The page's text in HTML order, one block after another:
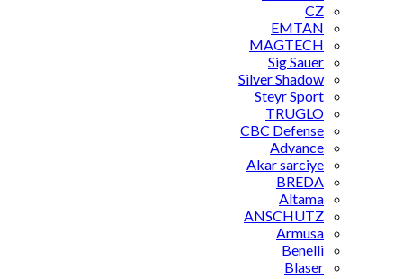
CZ
EMTAN
MAGTECH
Sig Sauer
Silver Shadow
Steyr Sport
TRUGLO
CBC Defense
Advance
Akar sarciye
BREDA
Altama
ANSCHUTZ
Armusa
Benelli
Blaser